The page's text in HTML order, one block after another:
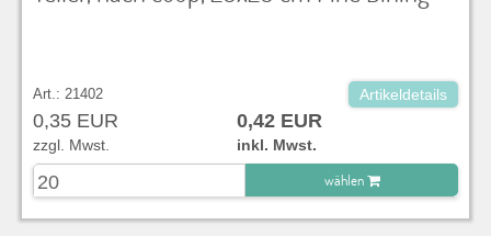
Art.: 21402 Artikeldetails
0,35 EUR 0,42 EUR
zzgl. Mwst.
inkl. Mwst.
wählen